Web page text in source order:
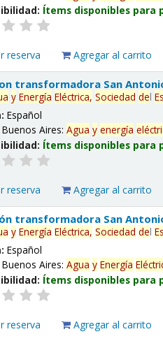
Ítems disponibles para
reserva Agregar al carrito
transformadora San
y Energía Eléctrica, Sociedad del
Español
Buenos Aires:Agua y energía
Ítems disponibles para
reserva Agregar al carrito
transformadora San
y Energía Eléctrica, Sociedad del
Español
Buenos Aires:Agua y Energía
Ítems disponibles para
reserva Agregar al carrito